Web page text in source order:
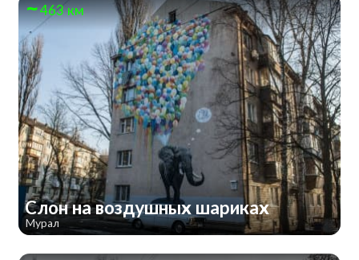
463 км
Слон на воздушных шариках
Мурал